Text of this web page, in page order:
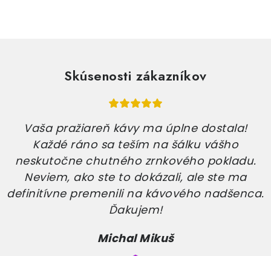
Skúsenosti zákazníkov
Vaša pražiareň kávy ma úplne dostala!
Každé ráno sa teším na šálku vášho
neskutočne chutného zrnkového pokladu.
Neviem, ako ste to dokázali, ale ste ma
definitívne premenili na kávového nadšenca.
Ďakujem!
Michal Mikuš